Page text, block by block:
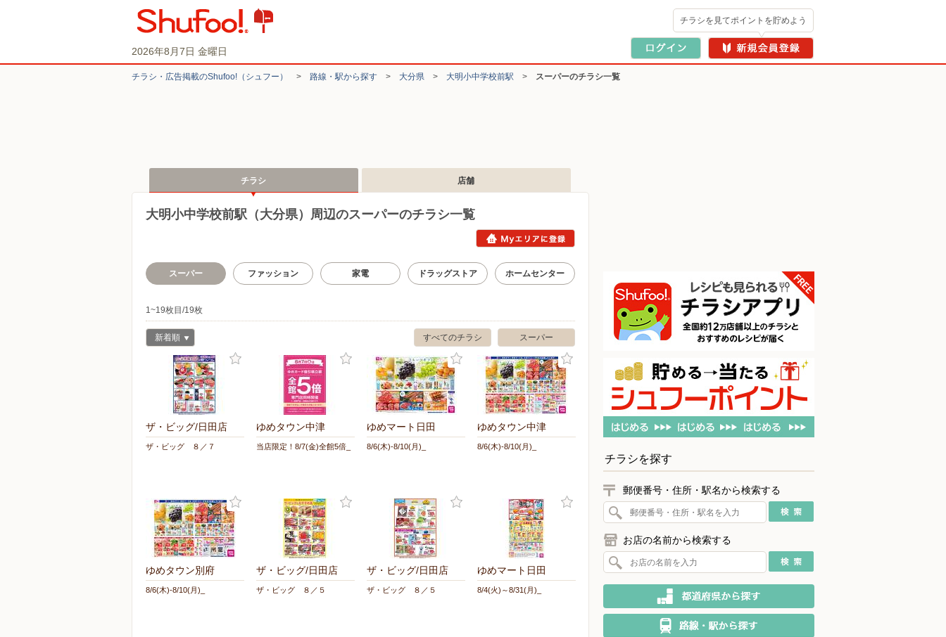
2026年8月7日 金曜日
チラシを見てポイントを貯めよう
チラシ・​広告掲載の​Shufoo!​（シュフー） > 路線・駅から探す > 大分県 > 大明小中学校前駅 > スーパーのチラシ一覧
チラシ 店舗
大明小中学校前駅（大分県）周辺のスーパーのチラシ一覧
スーパー ファッション 家電 ドラッグストア ホームセンター
1~19枚目/19枚
スーパー
すべてのチラシ
新着順
ザ・ビッグ/日田店
ザ・ビッグ ８／７
ゆめタウン中津
当店限定！8/7(金)全館5倍_
ゆめマート日田
8/6(木)-8/10(月)_
ゆめタウン中津
8/6(木)-8/10(月)_
ゆめタウン別府
8/6(木)-8/10(月)_
ザ・ビッグ/日田店
ザ・ビッグ ８／５
ザ・ビッグ/日田店
ザ・ビッグ ８／５
ゆめマート日田
8/4(火)～8/31(月)_
チラシを探す
郵便番号・住所・駅名から検索する
お店の名前から検索する